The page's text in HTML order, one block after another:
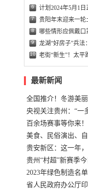
6 计划2024年5月1
7 贵阳年末迎来一
8 哪些情形应佩戴口
9 龙湖“好房子”兵
10 老街“新生”！太
最新新闻
全国推介！冬游美
错过
央视关注贵州：“一
温
百余场赛事等你来
正式“打响”
美食、民俗演出、
两减三免”！
贵安新区：这一年，
贵州“村超”新赛季
名额
2023年绿色制造名
色工厂
省人民政府办公厅